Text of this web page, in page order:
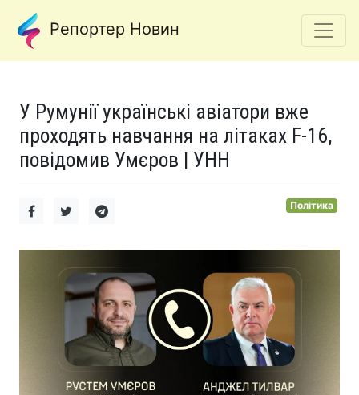
Репортер Новин
У Румунії українські авіатори вже
проходять навчання на літаках F-16,
повідомив Умєров | УНН
Політика